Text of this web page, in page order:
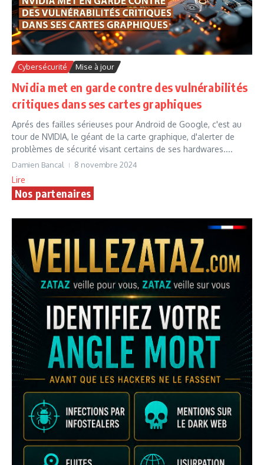
Cybersécurité Mise à jour
Nvidia met en garde contre des vulnérabilités
critiques dans ses cartes graphiques
Aprés des failles sérieuses pour Android de Google, c'est au
tour de NVIDIA, le géant de la carte graphique, d'alerter de
problèmes de sécurité visant certains de ses hardwares....
Damien Bancal 8 novembre 2024
Lire
Nos partenaires